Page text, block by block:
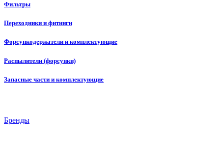
Фильтры
Переходники и фитинги
Форсункодержатели и комплектующие
Распылители (форсунки)
Запасные части и комплектующие
Бренды